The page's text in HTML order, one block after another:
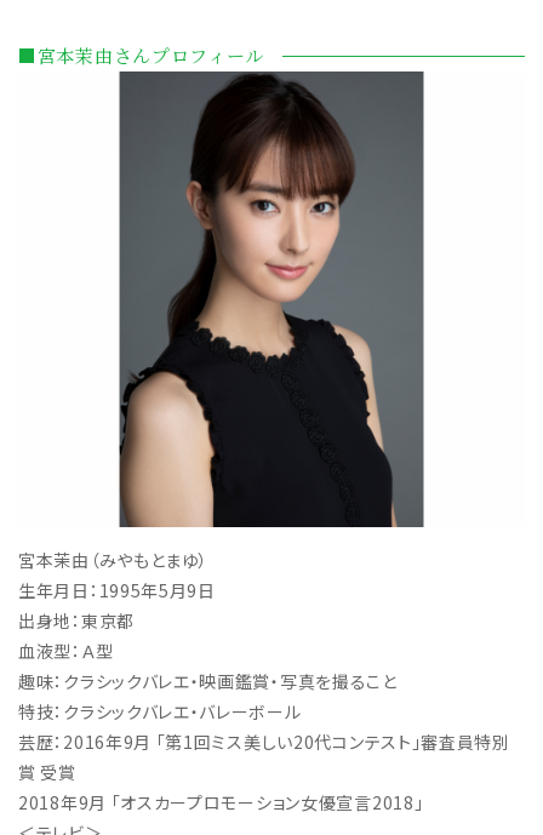
■宮本茉由さんプロフィール
宮本茉由（みやもとまゆ）
生年月日：1995年5月9日
出身地：東京都
血液型：Ａ型
趣味：クラシックバレエ・映画鑑賞・写真を撮ること
特技：クラシックバレエ・バレーボール
芸歴：2016年9月 「第1回ミス美しい20代コンテスト」審査員特別
賞 受賞
2018年9月 「オスカープロモーション女優宣言2018」